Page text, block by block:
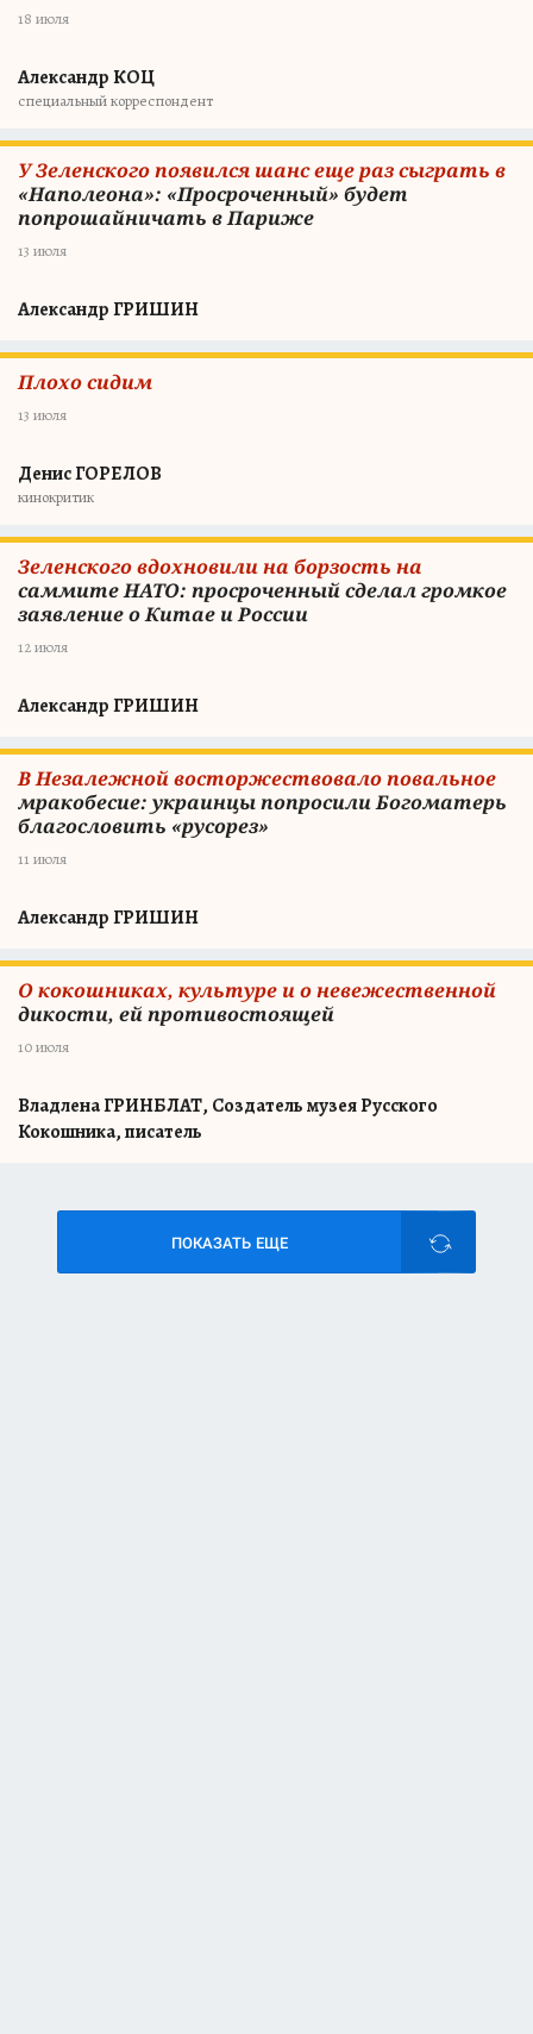
18 июля
Александр КОЦ
специальный корреспондент
У Зеленского появился шанс еще раз сыграть в
«Наполеона»: «Просроченный» будет
попрошайничать в Париже
13 июля
Александр ГРИШИН
Плохо сидим
13 июля
Денис ГОРЕЛОВ
кинокритик
Зеленского вдохновили на борзость на
саммите НАТО: просроченный сделал громкое
заявление о Китае и России
12 июля
Александр ГРИШИН
В Незалежной восторжествовало повальное
мракобесие: украинцы попросили Богоматерь
благословить «русорез»
11 июля
Александр ГРИШИН
О кокошниках, культуре и о невежественной
дикости, ей противостоящей
10 июля
Владлена ГРИНБЛАТ, Создатель музея Русского
Кокошника, писатель
ПОКАЗАТЬ ЕЩЕ